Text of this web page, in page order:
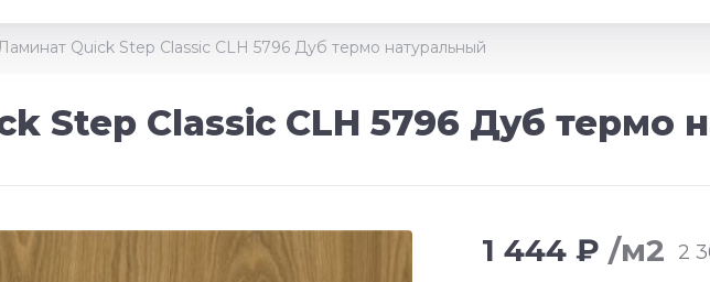
Quick Step Classic CLH 5796 Дуб термо натуральный
Step Classic CLH 5796 Дуб термо
1 444 ₽ /м2 2